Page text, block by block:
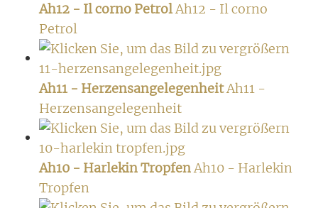
Ah12 - Il corno PetrolAh12 - Il corno
Petrol
Ah11 - HerzensangelegenheitAh11 -
Herzensangelegenheit
Ah10 - Harlekin TropfenAh10 - Harlekin
Tropfen